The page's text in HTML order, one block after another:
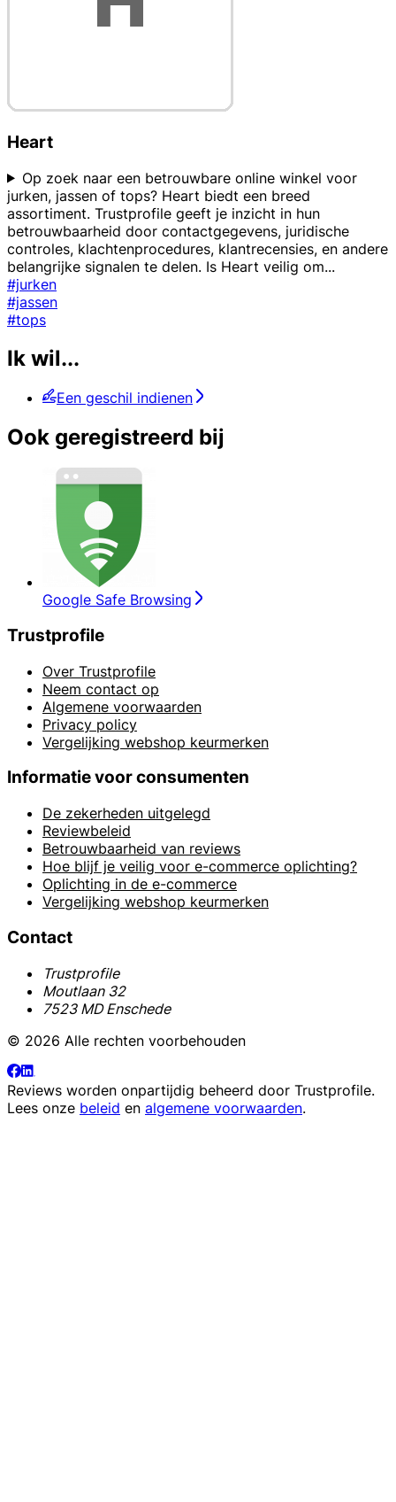
Heart
Op zoek naar een betrouwbare online winkel voor
jurken, jassen of tops? Heart biedt een breed
assortiment. Trustprofile geeft je inzicht in hun
betrouwbaarheid door contactgegevens, juridische
controles, klachtenprocedures, klantrecensies, en andere
belangrijke signalen te delen. Is Heart veilig om...
#jurken
#jassen
#tops
Ik wil...
Een geschil indienen
Ook geregistreerd bij
Google Safe Browsing
Trustprofile
Over Trustprofile
Neem contact op
Algemene voorwaarden
Privacy policy
Vergelijking webshop keurmerken
Informatie voor consumenten
De zekerheden uitgelegd
Reviewbeleid
Betrouwbaarheid van reviews
Hoe blijf je veilig voor e-commerce oplichting?
Oplichting in de e-commerce
Vergelijking webshop keurmerken
Contact
Trustprofile
Moutlaan 32
7523 MD Enschede
© 2026 Alle rechten voorbehouden
Reviews worden onpartijdig beheerd door Trustprofile.
Lees onze beleid en algemene voorwaarden.